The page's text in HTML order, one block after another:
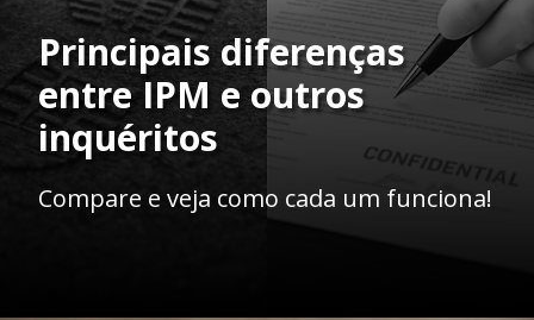
Principais diferenças
entre IPM e outros
inquéritos
Compare e veja como cada um funciona!